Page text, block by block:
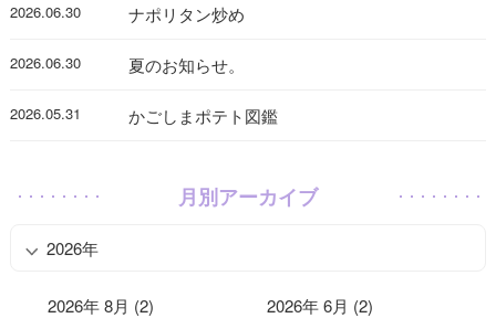
2026.06.30 ナポリタン炒め
2026.06.30 夏のお知らせ。
2026.05.31 かごしまポテト図鑑
月別アーカイブ
2026年
2026年 8月 (2) 2026年 6月 (2)